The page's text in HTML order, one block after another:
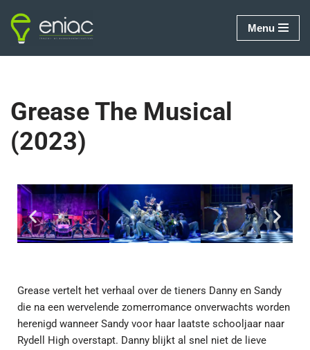
Ga
naar
Menu
Grease The Musical
(2023)
Grease vertelt het verhaal over de tieners Danny en Sandy
die na een wervelende zomerromance onverwachts worden
herenigd wanneer Sandy voor haar laatste schooljaar naar
Rydell High overstapt. Danny blijkt al snel niet de lieve